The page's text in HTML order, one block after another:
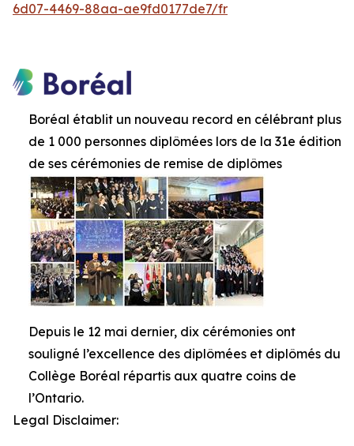
6d07-4469-88aa-ae9fd0177de7/fr
Boréal établit un nouveau record en célébrant plus
de 1 000 personnes diplômées lors de la 31e édition
de ses cérémonies de remise de diplômes
Depuis le 12 mai dernier, dix cérémonies ont
souligné l’excellence des diplômées et diplômés du
Collège Boréal répartis aux quatre coins de
l’Ontario.
Legal Disclaimer: